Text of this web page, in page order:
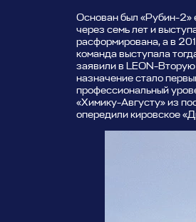
Основан был «Рубин-2»
через семь лет и
расформирована, а в
команда выступала
заявили в LEON-Вторую
назначение стало
профессиональный
«Химику-Августу» из
опередили кировское